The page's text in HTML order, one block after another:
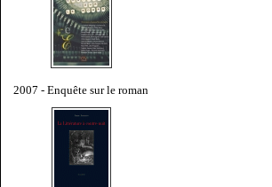
2007 - Enquête sur le roman